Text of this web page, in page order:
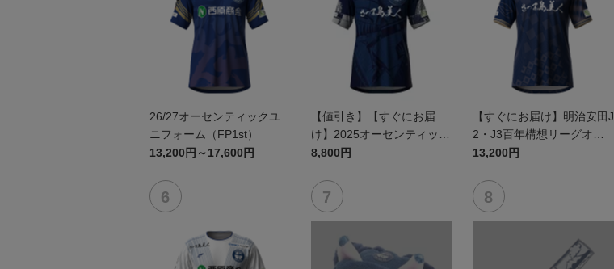
26/27オーセンティックユ
ニフォーム（FP1st）
13,200円～17,600円
【値引き】【すぐにお届
け】2025オーセンティック
ユニフォーム FP1st
8,800円
【すぐにお届け】明治安田J
2・J3百年構想リーグオー
センティックユニフォーム
13,200円